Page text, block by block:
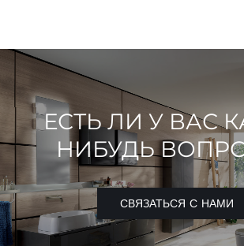
ЕСТЬ ЛИ У ВАС
НИБУДЬ
СВЯЗАТЬСЯ С НАМИ